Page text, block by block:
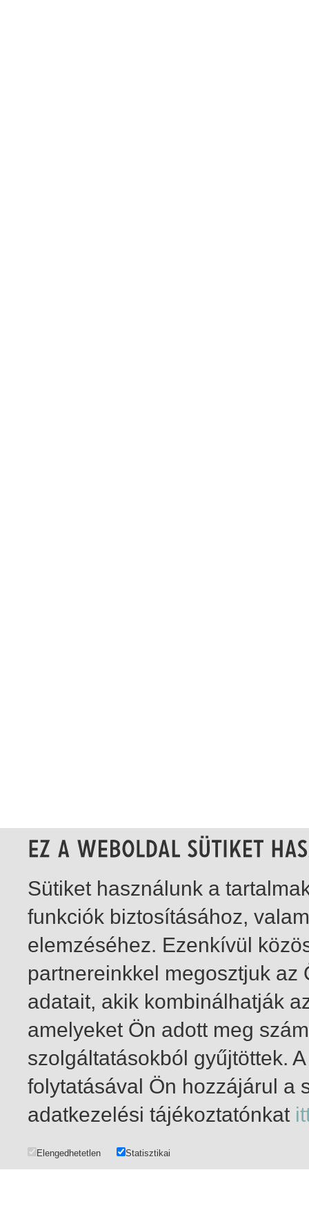
1-20 / insgesamt 601 Treffer
Sütiket használunk a
funkciók biztosításához,
elemzéséhez. Ezenkívül
partnereinkkel megosztjuk
adatait, akik kombinálhatják
amelyeket Ön adott meg
szolgáltatásokból gyűjtöttek.
folytatásával Ön hozzájárul a
adatkezelési tájékoztatónkat
Elengedhetetlen Statisztikai